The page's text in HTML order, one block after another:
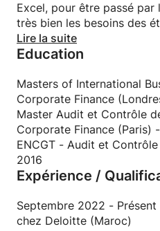
Excel, pour être passé par
très bien les besoins des
débutants, et je souhaiterai
personnes que possible.
Lire la suite
Education
Masters of International
Corporate Finance
Master Audit et Contrôle
Corporate Finance (Paris)
ENCGT - Audit et
2016
Expérience /
Septembre 2022 -
chez Deloitte (Maroc)